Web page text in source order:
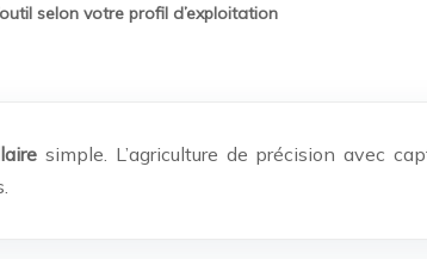
selon votre profil d’exploitation
simple. L’agriculture de précision avec